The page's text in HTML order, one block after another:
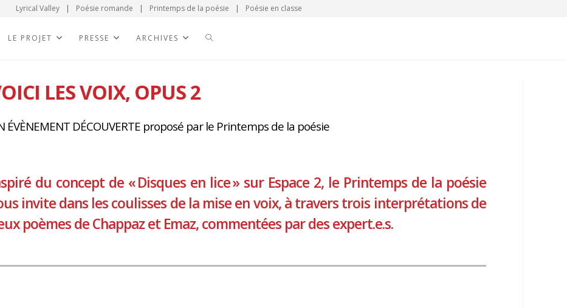
Lyrical Valley | Poésie romande | Printemps de la poésie | Poésie en classe
LE PROJET PRESSE ARCHIVES
LES VOIX, OPUS 2
ÉVÈNEMENT DÉCOUVERTE proposé par le Printemps de la poésie
du concept de « Disques en lice » sur Espace 2, le Printemps de la poésie
invite dans les coulisses de la mise en voix, à travers trois interprétations de
poèmes de Chappaz et Emaz, commentées par des expert.e.s.